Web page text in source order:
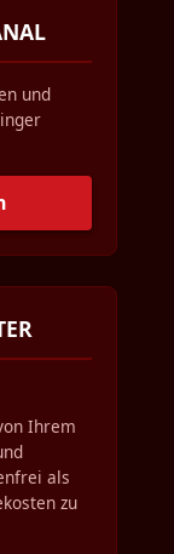
und
Ihrem
als
zu